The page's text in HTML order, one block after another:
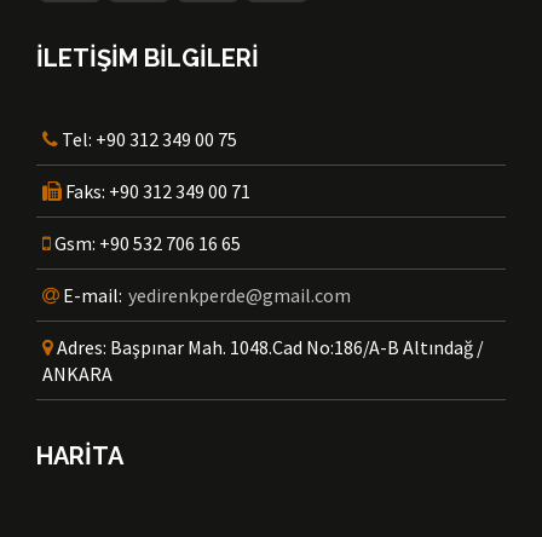
İLETİŞİM BİLGİLERİ
Tel: +90 312 349 00 75
Faks: +90 312 349 00 71
Gsm: +90 532 706 16 65
E-mail: yedirenkperde@gmail.com
Adres: Başpınar Mah. 1048.Cad No:186/A-B Altındağ /
ANKARA
HARİTA